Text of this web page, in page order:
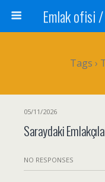
Tags ›
05/11/2026
Saraydaki
NO RESPONSES